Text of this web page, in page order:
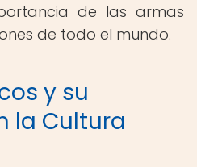
de las armas
de todo el mundo.
y su
la Cultura